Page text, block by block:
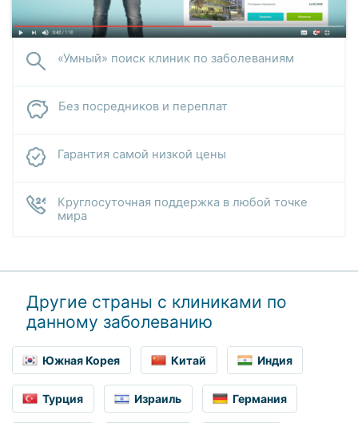
«Умный» поиск клиник по заболеваниям
Без посредников и переплат
Гарантия самой низкой цены
Круглосуточная поддержка в любой точке
мира
Другие страны с клиниками по
данному заболеванию
Южная Корея Китай Индия
Турция Израиль Германия